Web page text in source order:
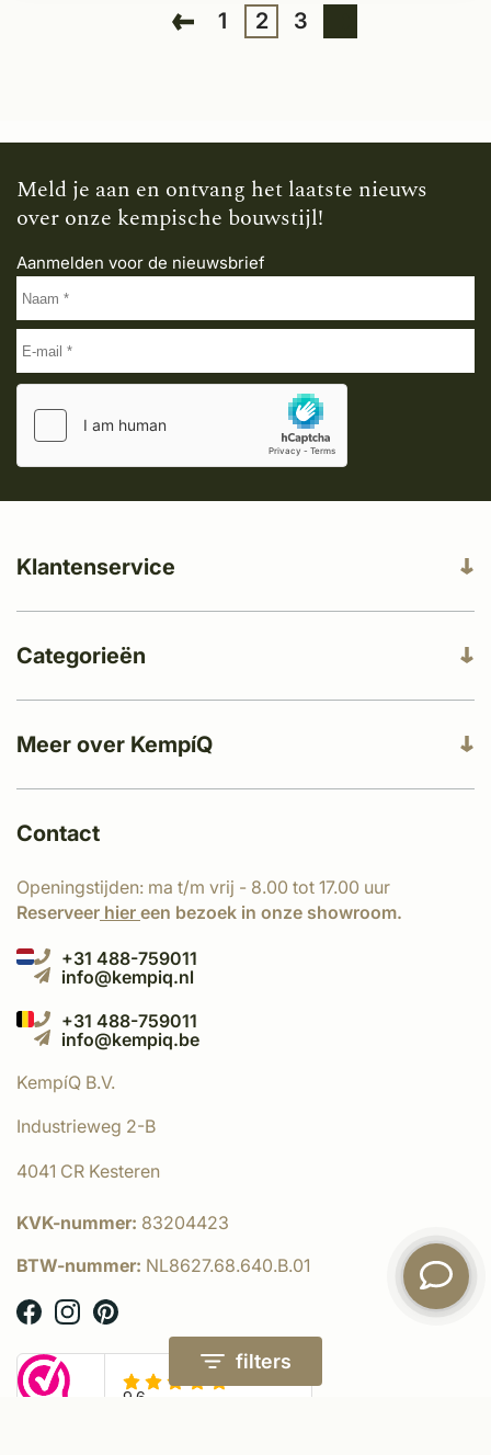
filters
1 2 3
Meld je aan en ontvang het laatste nieuws
over onze kempische bouwstijl!
Aanmelden voor de nieuwsbrief
Meer over KempíQ
Klantenservice
Categorieën
Contact
Openingstijden: ma t/m vrij - 8.00 tot 17.00 uur
Reserveer hier een bezoek in onze showroom.
+31 488-759011
info@kempiq.nl
+31 488-759011
info@kempiq.be
KempíQ B.V.
Industrieweg 2-B
4041 CR Kesteren
KVK-nummer: 83204423
BTW-nummer: NL8627.68.640.B.01